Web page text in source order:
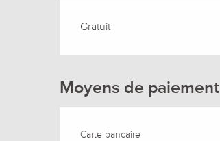
Gratuit
Moyens de paiement
Carte bancaire